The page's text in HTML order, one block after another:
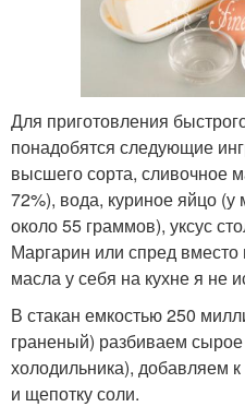
Для приготовления
понадобятся следующие
высшего сорта, сливочное
72%), вода, куриное яйцо
около 55 граммов), уксус
Маргарин или спред вместо
масла у себя на кухне я не
В стакан емкостью 250
граненый) разбиваем
холодильника), добавляем
и щепотку соли.